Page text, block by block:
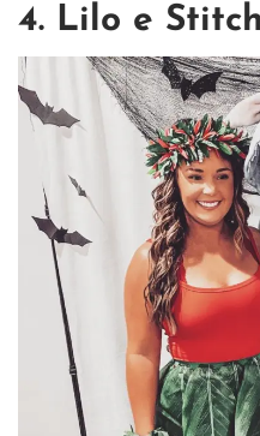
4. Lilo e Stitch